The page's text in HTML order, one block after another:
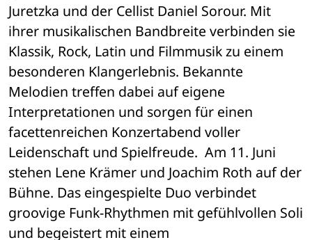
Juretzka und der Cellist Daniel Sorour. Mit
ihrer musikalischen Bandbreite verbinden sie
Klassik, Rock, Latin und Filmmusik zu einem
besonderen Klangerlebnis. Bekannte
Melodien treffen dabei auf eigene
Interpretationen und sorgen für einen
facettenreichen Konzertabend voller
Leidenschaft und Spielfreude.  Am 11. Juni
stehen Lene Krämer und Joachim Roth auf der
Bühne. Das eingespielte Duo verbindet
groovige Funk-Rhythmen mit gefühlvollen Soli
und begeistert mit einem